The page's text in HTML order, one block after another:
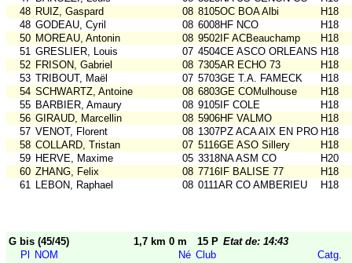
48 RUIZ, Gaspard 08 8105OC BOA Albi
H18
48 GODEAU, Cyril 08 6008HF NCO
H18
50 MOREAU, Antonin 08 9502IF ACBeauchamp
H18
51 GRESLIER, Louis 07 4504CE ASCO ORLEANS H18
52 FRISON, Gabriel 08 7305AR ECHO 73
H18
53 TRIBOUT, Maël 07 5703GE T.A. FAMECK
H18
54 SCHWARTZ, Antoine 08 6803GE COMulhouse
H18
55 BARBIER, Amaury 08 9105IF COLE
H18
56 GIRAUD, Marcellin 08 5906HF VALMO
H18
57 VENOT, Florent 08 1307PZ ACA AIX EN PROVH18
58 COLLARD, Tristan 07 5116GE ASO Sillery
H18
59 HERVE, Maxime 05 3318NA ASM CO
H20
60 ZHANG, Felix 08 7716IF BALISE 77
H18
61 LEBON, Raphael 08 0111AR CO AMBERIEU H18
G bis (45/45) 1,7 km 0 m 15 P Etat de: 14:43
Pl
NOM Né Club
Catg.